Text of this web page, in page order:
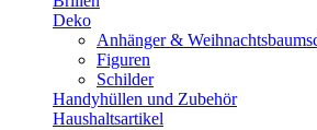
Deko
Anhänger &
Figuren
Schilder
Handyhüllen und Zubehör
Haushaltsartikel